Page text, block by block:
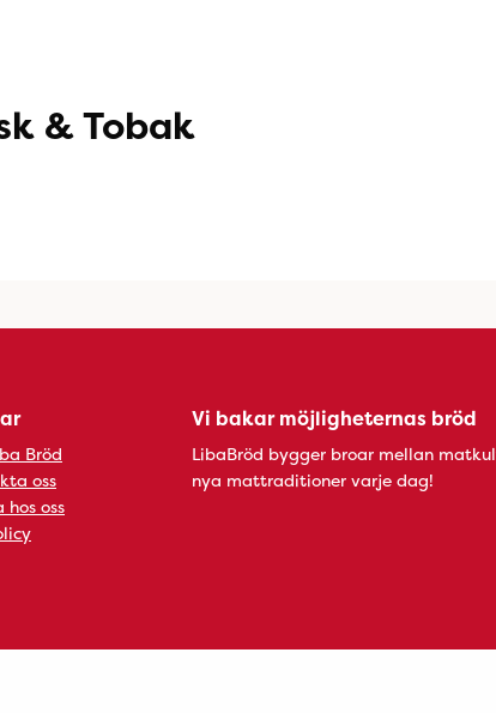
& Tobak
Bröd
oss
oss
Vi bakar möjligheternas bröd
LibaBröd bygger broar mellan
nya mattraditioner varje dag!